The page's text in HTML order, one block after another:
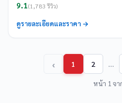
9.1(1,783 รีวิว)
ดูรายละเอียดและราคา →
‹ 1 2 …
หน้า 1 จา